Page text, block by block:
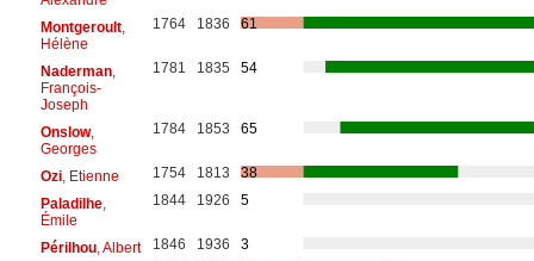
Montgeroult,
Hélène
1764 1836 61
Naderman,
François-
Joseph
1781 1835 54
Onslow,
Georges
1784 1853 65
Ozi, Etienne 1754 1813
38
Paladilhe,
Émile
1844 1926 5
Périlhou, Albert 1846 1936
3